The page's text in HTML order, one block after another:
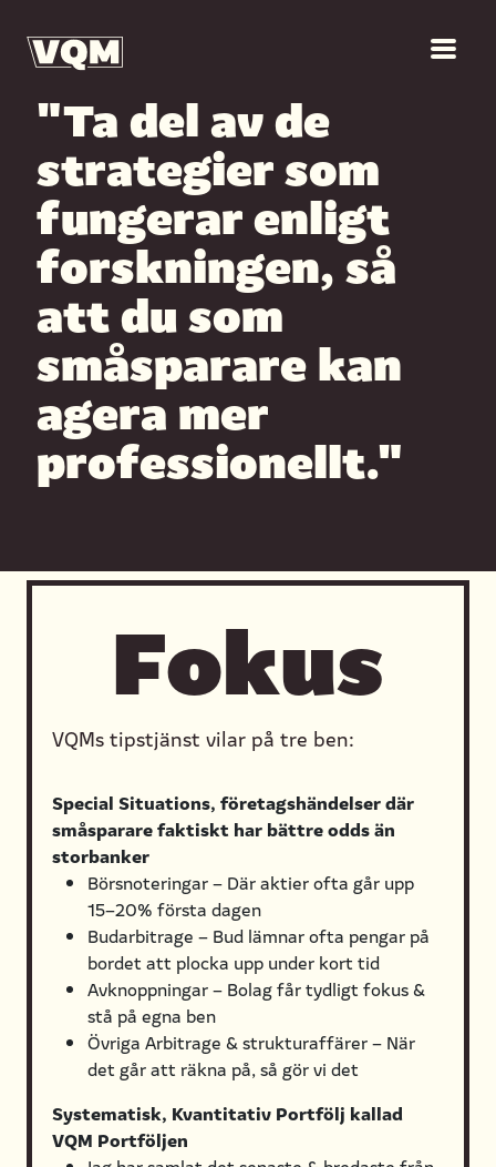
Fokus
VQMs tipstjänst vilar på tre ben:
Special Situations, företagshändelser där
småsparare faktiskt har bättre odds än
storbanker
Börsnoteringar – Där aktier ofta går upp
15–20% första dagen
Budarbitrage – Bud lämnar ofta pengar på
bordet att plocka upp under kort tid
Avknoppningar – Bolag får tydligt fokus &
stå på egna ben
Övriga Arbitrage & strukturaffärer – När
det går att räkna på, så gör vi det
Systematisk, Kvantitativ Portfölj kallad
VQM Portföljen
"Ta del av de
strategier som
fungerar enligt
forskningen, så
att du som
småsparare kan
agera mer
professionellt."